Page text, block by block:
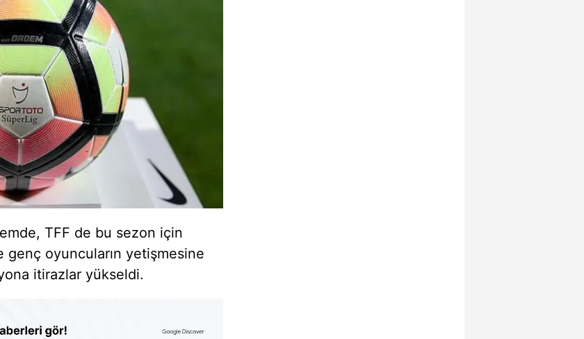
TFF de bu sezon için
genç oyuncuların yetişmesine
itirazlar yükseldi.